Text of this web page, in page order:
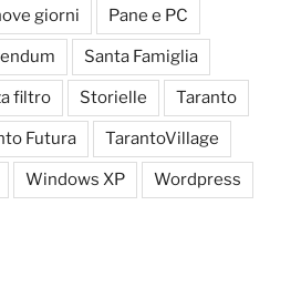
giorni Pane e PC
Santa Famiglia
filtro Storielle Taranto
Futura TarantoVillage
Windows XP Wordpress